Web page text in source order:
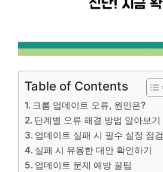
Table of Contents
크롬 업데이트 오류, 원인은?
단계별 오류 해결 방법 알아보기
업데이트 실패 시 필수 설정 점검
실패 시 유용한 대안 확인하기
업데이트 문제 예방 꿀팁